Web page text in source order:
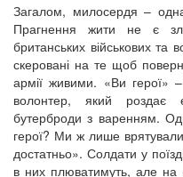
Загалом, милосердя –
Прагнення жити не є
британських військових та
скеровані на те щоб
армії живими. «Ви герої»
волонтер, який роздає
бутерброди з варенням.
герої? Ми ж лише
достатньо». Солдати у
в них плюватимуть, але на